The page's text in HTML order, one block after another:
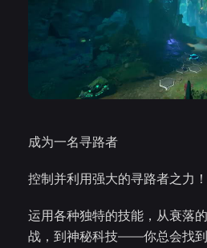
成为一名寻路者
控制并利用强大的寻路者之力！
运用各种独特的技能，从衰落
战，到神秘科技——你总会找